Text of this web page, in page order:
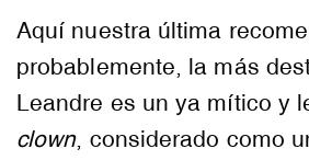
Aquí nuestra última
probablemente, la más
Leandre es un ya mítico y
clown, considerado como